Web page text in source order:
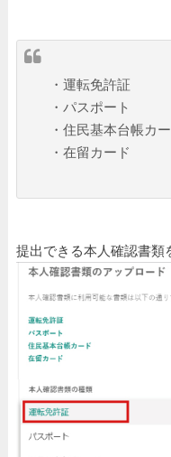
・運転免許証
・パスポート
・住民基本台帳カ
・在留カード
提出できる本人確認書類